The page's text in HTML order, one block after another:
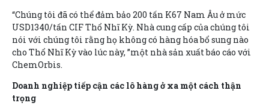
“Chúng tôi đã có thể đảm bảo 200 tấn K67 Nam Âu ở mức
USD1340/tấn CIF Thổ Nhĩ Kỳ. Nhà cung cấp của chúng tôi
nói với chúng tôi rằng họ không có hàng hóa bổ sung nào
cho Thổ Nhĩ Kỳ vào lúc này, ”một nhà sản xuất báo cáo với
ChemOrbis.
Doanh nghiệp tiếp cận các lô hàng ở xa một cách thận
trọng